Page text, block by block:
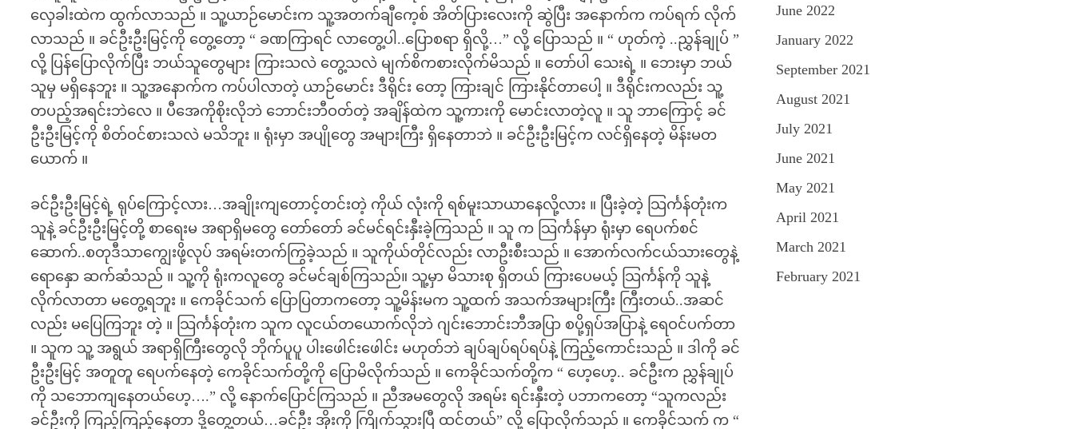
လှေခါးထဲက ထွက်လာသည် ။ သူ့ယာဉ်မောင်းက သူ့အတက်ချီကေ့စ် အိတ်ပြားလေးကို ဆွဲပြီး အနောက်က ကပ်ရက် လိုက်
လာသည် ။ ခင်ဦးဦးမြင့်ကို တွေ့တော့ “ ခဏကြာရင် လာတွေ့ပါ..ပြောစရာ ရှိလို့…” လို့ ပြောသည် ။ “ ဟုတ်ကဲ့ ..ညွှန်ချုပ် ”
လို့ ပြန်ပြောလိုက်ပြီး ဘယ်သူတွေများ ကြားသလဲ တွေ့သလဲ မျက်စိကစားလိုက်မိသည် ။ တော်ပါ သေးရဲ့ ။ ဘေးမှာ ဘယ်
သူမှ မရှိနေဘူး ။ သူ့အနောက်က ကပ်ပါလာတဲ့ ယာဉ်မောင်း ဒီရိုင်း တော့ ကြားချင် ကြားနိုင်တာပေါ့ ။ ဒီရိုင်းကလည်း သူ့
တပည့်အရင်းဘဲလေ ။ ပီအေကိုစိုးလိုဘဲ ဘောင်းဘီဝတ်တဲ့ အချိန်ထဲက သူ့ကားကို မောင်းလာတဲ့လူ ။ သူ ဘာကြောင့် ခင်
ဦးဦးမြင့်ကို စိတ်ဝင်စားသလဲ မသိဘူး ။ ရုံးမှာ အပျိုတွေ အများကြီး ရှိနေတာဘဲ ။ ခင်ဦးဦးမြင့်က လင်ရှိနေတဲ့ မိန်းမတ
ယောက် ။
ခင်ဦးဦးမြင့်ရဲ့ ရုပ်ကြောင့်လား…အချိုးကျတောင့်တင်းတဲ့ ကိုယ် လုံးကို ရစ်မူးသာယာနေလို့လား ။ ပြီးခဲ့တဲ့ သြင်္ကန်တုံးက
သူနဲ့ ခင်ဦးဦးမြင့်တို့ စာရေးမ အရာရှိမတွေ တော်တော် ခင်မင်ရင်းနှီးခဲ့ကြသည် ။ သူ က သြင်္ကန်မှာ ရုံးမှာ ရေပက်စင်
ဆောက်..စတုဒီသာကျွေးဖို့လုပ် အရမ်းတက်ကြွခဲ့သည် ။ သူကိုယ်တိုင်လည်း လာဦးစီးသည် ။ အောက်လက်ငယ်သားတွေနဲ့
ရောနှော ဆက်ဆံသည် ။ သူ့ကို ရုံးကလူတွေ ခင်မင်ချစ်ကြသည်။ သူ့မှာ မိသားစု ရှိတယ် ကြားပေမယ့် သြင်္ကန်ကို သူနဲ့
လိုက်လာတာ မတွေ့ရဘူး ။ ကေခိုင်သက် ပြောပြတာကတော့ သူ့မိန်းမက သူ့ထက် အသက်အများကြီး ကြီးတယ်..အဆင်
လည်း မပြေကြဘူး တဲ့ ။ သြင်္ကန်တုံးက သူက လူငယ်တယောက်လိုဘဲ ဂျင်းဘောင်းဘီအပြာ စပို့ရှပ်အပြာနဲ့ ရေဝင်ပက်တာ
။ သူက သူ့ အရွယ် အရာရှိကြီးတွေလို ဘိုက်ပူပူ ပါးဖေါင်းဖေါင်း မဟုတ်ဘဲ ချပ်ချပ်ရပ်ရပ်နဲ့ ကြည့်ကောင်းသည် ။ ဒါကို ခင်
ဦးဦးမြင့် အတူတူ ရေပက်နေတဲ့ ကေခိုင်သက်တို့ကို ပြောမိလိုက်သည် ။ ကေခိုင်သက်တို့က “ ဟေ့ဟေ့.. ခင်ဦးက ညွှန်ချုပ်
ကို သဘောကျနေတယ်ဟေ့….” လို့ နောက်ပြောင်ကြသည် ။ ညီအမတွေလို အရမ်း ရင်းနှီးတဲ့ ပဘာကတော့ “သူကလည်း
ခင်ဦးကို ကြည့်ကြည့်နေတာ ဒို့တွေ့တယ်…ခင်ဦး အိုးကို ကြိုက်သွားပြီ ထင်တယ်” လို့ ပြောလိုက်သည် ။ ကေခိုင်သက် က “
June 2022
January 2022
September 2021
August 2021
July 2021
June 2021
May 2021
April 2021
March 2021
February 2021